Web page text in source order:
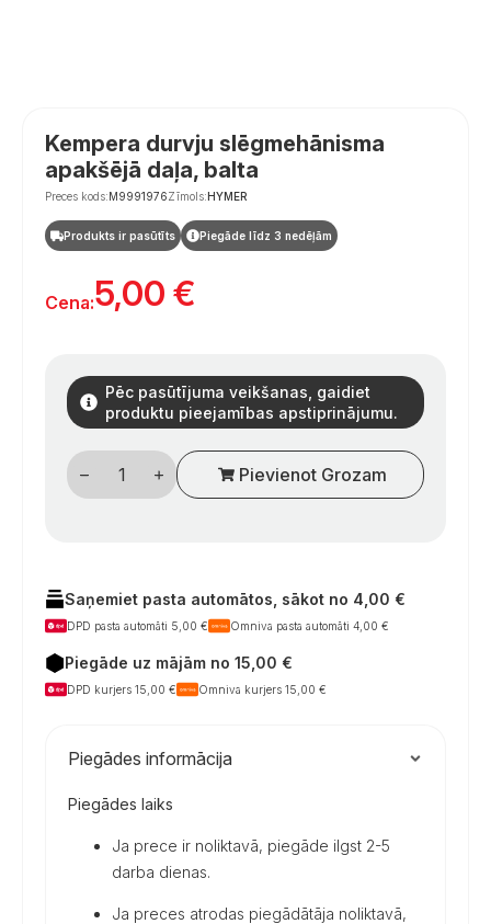
Kempera durvju slēgmehānisma
apakšējā daļa, balta
Preces kods:M9991976Zīmols:HYMER
Produkts ir pasūtīts Piegāde līdz 3 nedēļām
Cena:5,00 €
Pēc pasūtījuma veikšanas, gaidiet
produktu pieejamības apstiprinājumu.
Kemperių
durų
fiksatoriaus
Pievienot Grozam
Saņemiet pasta automātos, sākot no 4,00 €
DPD pasta automāti 5,00 € Omniva pasta automāti 4,00 €
Piegāde uz mājām no 15,00 €
DPD kurjers 15,00 € Omniva kurjers 15,00 €
Piegādes informācija
Piegādes laiks
Ja prece ir noliktavā, piegāde ilgst 2-5
darba dienas.
Ja preces atrodas piegādātāja noliktavā,